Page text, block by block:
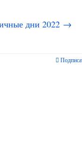
дни 2022 →